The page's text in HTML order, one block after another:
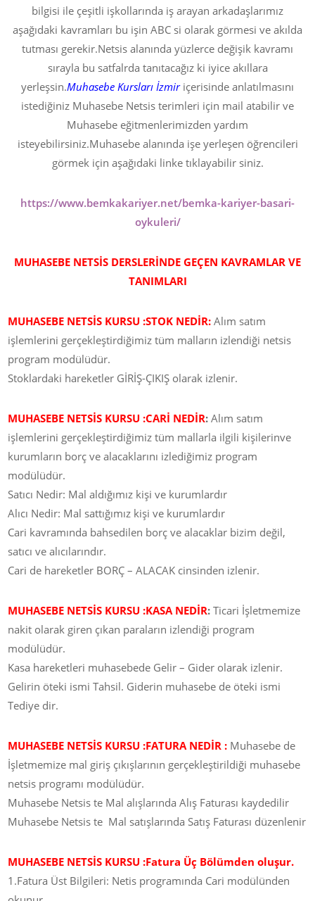
bilgisi ile çeşitli işkollarında iş arayan arkadaşlarımız
aşağıdaki kavramları bu işin ABC si olarak görmesi ve akılda
tutması gerekir.Netsis alanında yüzlerce değişik kavramı
sırayla bu satfalrda tanıtacağız ki iyice akıllara
yerleşsin.Muhasebe Kursları İzmir içerisinde anlatılmasını
istediğiniz Muhasebe Netsis terimleri için mail atabilir ve
Muhasebe eğitmenlerimizden yardım
isteyebilirsiniz.Muhasebe alanında işe yerleşen öğrencileri
görmek için aşağıdaki linke tıklayabilir siniz.
https://www.bemkakariyer.net/bemka-kariyer-basari-
oykuleri/
MUHASEBE NETSİS DERSLERİNDE GEÇEN KAVRAMLAR VE
TANIMLARI
MUHASEBE NETSİS KURSU :STOK NEDİR: Alım satım
işlemlerini gerçekleştirdiğimiz tüm malların izlendiği netsis
program modülüdür.
Stoklardaki hareketler GİRİŞ-ÇIKIŞ olarak izlenir.
MUHASEBE NETSİS KURSU :CARİ NEDİR: Alım satım
işlemlerini gerçekleştirdiğimiz tüm mallarla ilgili kişilerinve
kurumların borç ve alacaklarını izlediğimiz program
modülüdür.
Satıcı Nedir: Mal aldığımız kişi ve kurumlardır
Alıcı Nedir: Mal sattığımız kişi ve kurumlardır
Cari kavramında bahsedilen borç ve alacaklar bizim değil,
satıcı ve alıcılarındır.
Cari de hareketler BORÇ – ALACAK cinsinden izlenir.
MUHASEBE NETSİS KURSU :KASA NEDİR: Ticari İşletmemize
nakit olarak giren çıkan paraların izlendiği program
modülüdür.
Kasa hareketleri muhasebede Gelir – Gider olarak izlenir.
Gelirin öteki ismi Tahsil. Giderin muhasebe de öteki ismi
Tediye dir.
MUHASEBE NETSİS KURSU :FATURA NEDİR : Muhasebe de
İşletmemize mal giriş çıkışlarının gerçekleştirildiği muhasebe
netsis programı modülüdür.
Muhasebe Netsis te Mal alışlarında Alış Faturası kaydedilir
Muhasebe Netsis te Mal satışlarında Satış Faturası düzenlenir
MUHASEBE NETSİS KURSU :Fatura Üç Bölümden oluşur.
1.Fatura Üst Bilgileri: Netis programında Cari modülünden